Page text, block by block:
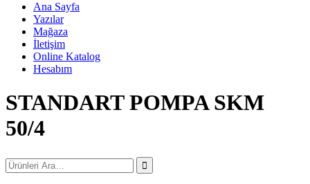
Ana Sayfa
Yazılar
Mağaza
İletişim
Online Katalog
Hesabım
STANDART POMPA SKM
50/4